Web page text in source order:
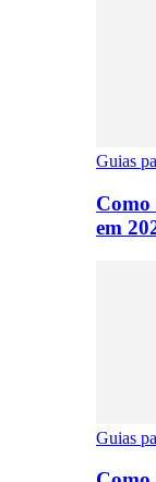
Guias
Como
em
Guias